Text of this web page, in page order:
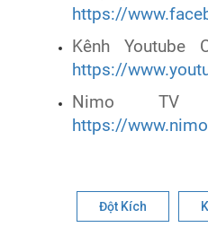
https://
Kênh Youtube
https://
Nimo TV
https://
Đột Kích